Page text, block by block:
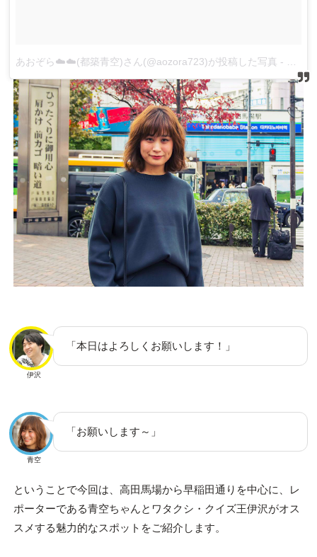
あおぞら☁️☁️(都築青空)さん(@aozora723)が投稿した写真 -
伊沢
「本日はよろしくお願いします！」
青空
「お願いします～」
ということで今回は、高田馬場から早稲田通りを中心に、レ
ポーターである青空ちゃんとワタクシ・クイズ王伊沢がオス
スメする魅力的なスポットをご紹介します。